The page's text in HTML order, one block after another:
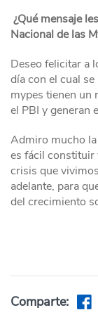
¿Qué mensaje
Nacional de las
Deseo felicitar a
día con el cual
mypes tienen un
el PBI y generan
Admiro mucho
es fácil constituir
crisis que
adelante, para
del crecimiento
Comparte: